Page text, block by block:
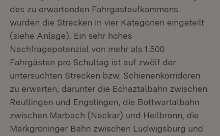
des zu erwartenden Fahrgastaufkommens
wurden die Strecken in vier Kategorien eingeteilt
(siehe Anlage). Ein sehr hohes
Nachfragepotenzial von mehr als 1.500
Fahrgästen pro Schultag ist auf zwölf der
untersuchten Strecken bzw. Schienenkorridoren
zu erwarten, darunter die Echaztalbahn zwischen
Reutlingen und Engstingen, die Bottwartalbahn
zwischen Marbach (Neckar) und Heilbronn, die
Markgröninger Bahn zwischen Ludwigsburg und